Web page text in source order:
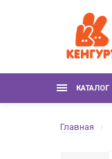
КАТАЛОГ
Главная